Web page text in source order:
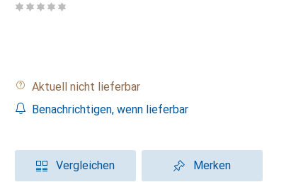
Aktuell nicht lieferbar
Benachrichtigen, wenn lieferbar
Vergleichen Merken